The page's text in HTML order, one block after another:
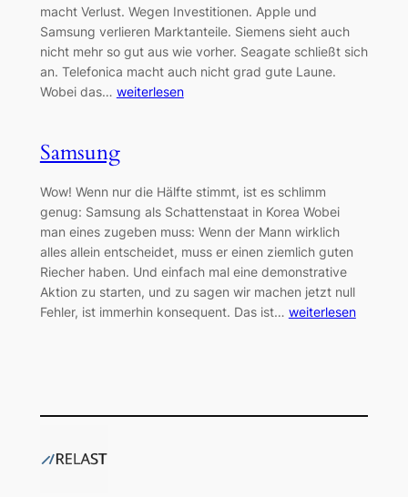
macht Verlust. Wegen Investitionen. Apple und
Samsung verlieren Marktanteile. Siemens sieht auch
nicht mehr so gut aus wie vorher. Seagate schließt sich
an. Telefonica macht auch nicht grad gute Laune.
Wobei das… weiterlesen
Samsung
Wow! Wenn nur die Hälfte stimmt, ist es schlimm
genug: Samsung als Schattenstaat in Korea Wobei
man eines zugeben muss: Wenn der Mann wirklich
alles allein entscheidet, muss er einen ziemlich guten
Riecher haben. Und einfach mal eine demonstrative
Aktion zu starten, und zu sagen wir machen jetzt null
Fehler, ist immerhin konsequent. Das ist… weiterlesen